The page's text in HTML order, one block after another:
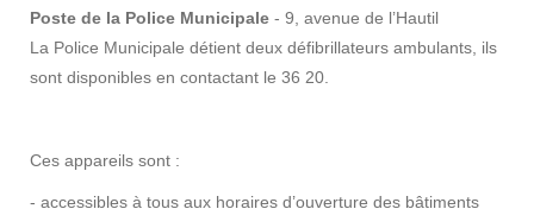
Poste de la Police Municipale - 9, avenue de l’Hautil
La Police Municipale détient deux défibrillateurs ambulants, ils
sont disponibles en contactant le 36 20.
Ces appareils sont :
- accessibles à tous aux horaires d’ouverture des bâtiments